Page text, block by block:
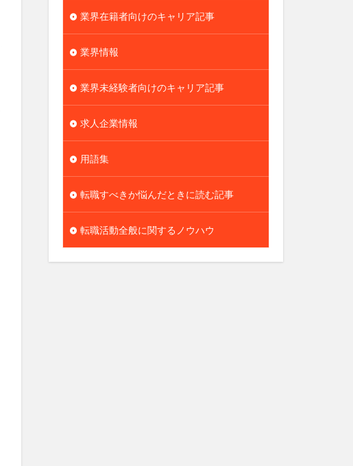
業界在籍者向けのキャリア記事
業界情報
業界未経験者向けのキャリア記事
求人企業情報
用語集
転職すべきか悩んだときに読む記事
転職活動全般に関するノウハウ